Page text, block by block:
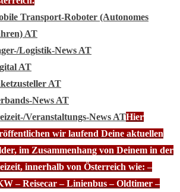
Transport-Roboter (Autonomes
AT
Logistik-News AT
AT
AT
News AT
Veranstaltungs-News ATHier
wir laufend Deine aktuellen
im Zusammenhang von Deinem in der
innerhalb von Österreich wie: –
– Reisecar – Linienbus – Oldtimer –